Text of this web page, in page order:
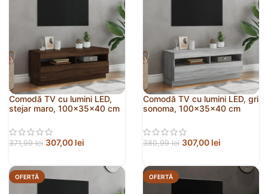
Comodă TV cu lumini LED,
stejar maro, 100x35x40 cm
371,99lei 307,00 lei
Comodă TV cu lumini LED, gri
sonoma, 100x35x40 cm
380,99lei 307,00 lei
OFERTĂ OFERTĂ